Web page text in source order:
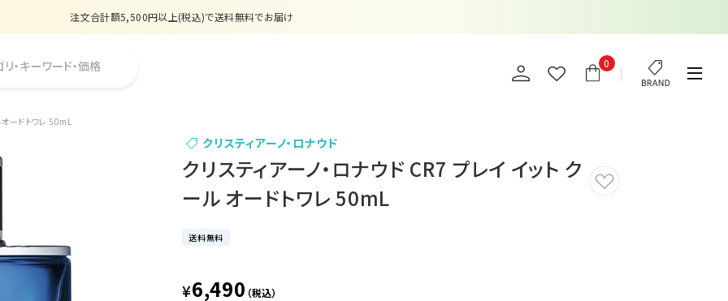
注文合計額5,500円以上(税込)で送料無料でお届け
【数量限定】購入金額6,000円(税込)以上で香水サンプルプレゼント
注文合計額5,500円以上(税込)で送料無料でお届け
0
・キーワード・価格
オードトワレ 50mL
クリスティアーノ・ロナウド
クリスティアーノ・ロナウド CR7 プレイ イット ク
ール オードトワレ 50mL
送料無料
¥6,490 （税込）